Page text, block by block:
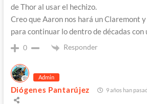
de Thor al usar el hechizo.
Creo que Aaron nos hará un Claremont
para continuar lo dentro de décadas con
0 Responder
Admin
Diógenes Pantarújez 9 años han